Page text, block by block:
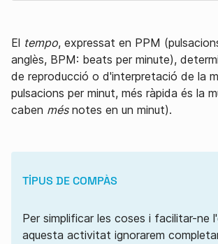
El tempo, expressat en PPM
anglès, BPM: beats per minute),
de reproducció o d'interpretació de la
pulsacions per minut, més ràpida és la
caben mésnotes en un minut).
TIPUS DE COMPÀS
Per simplificar les coses i facilitar-ne
aquesta activitat ignorarem